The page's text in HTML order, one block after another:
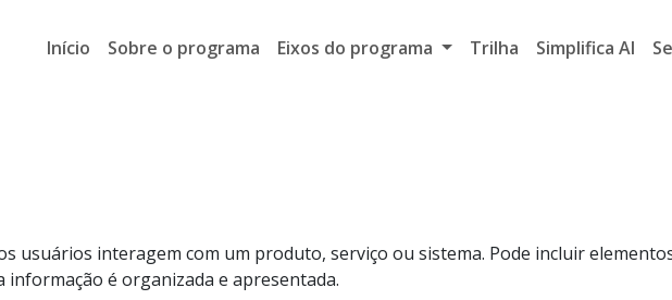
Início Sobre o programa Eixos do programa Trilha Simplifica AI
usuários interagem com um produto, serviço ou sistema. Pode incluir
informação é organizada e apresentada.